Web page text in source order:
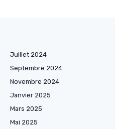
Juillet 2024
Septembre 2024
Novembre 2024
Janvier 2025
Mars 2025
Mai 2025